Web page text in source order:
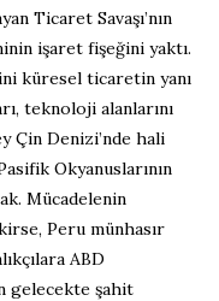
Ticaret Savaşı’nın
işaret fişeğini yaktı.
küresel ticaretin yanı
teknoloji alanlarını
Çin Denizi’nde hali
Okyanuslarının
Mücadelenin
Peru münhasır
ABD
gelecekte şahit